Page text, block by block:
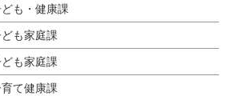
も・健康課
も家庭課
も家庭課
て健康課